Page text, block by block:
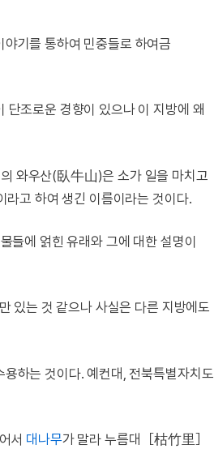
기를 통하여 민중들로 하여금
단조로운 경향이 있으나 이 지방에 왜
와우산(臥牛山)은 소가 일을 마치고
고 하여 생긴 이름이라는 것이다.
들에 얽힌 유래와 그에 대한 설명이
있는 것 같으나 사실은 다른 지방에도
하는 것이다. 예컨대, 전북특별자치도
서 대나무가 말라 누름대［枯竹里］